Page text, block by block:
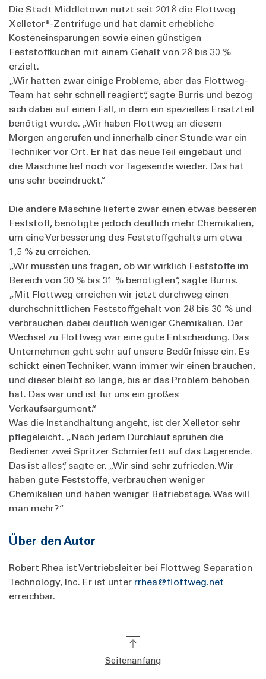
Die Stadt Middletown nutzt seit 2018 die Flottweg
Xelletor®-Zentrifuge und hat damit erhebliche
Kosteneinsparungen sowie einen günstigen
Feststoffkuchen mit einem Gehalt von 28 bis 30 %
erzielt.
„Wir hatten zwar einige Probleme, aber das Flottweg-
Team hat sehr schnell reagiert“, sagte Burris und bezog
sich dabei auf einen Fall, in dem ein spezielles Ersatzteil
benötigt wurde. „Wir haben Flottweg an diesem
Morgen angerufen und innerhalb einer Stunde war ein
Techniker vor Ort. Er hat das neue Teil eingebaut und
die Maschine lief noch vor Tagesende wieder. Das hat
uns sehr beeindruckt.“
Die andere Maschine lieferte zwar einen etwas besseren
Feststoff, benötigte jedoch deutlich mehr Chemikalien,
um eine Verbesserung des Feststoffgehalts um etwa
1,5 % zu erreichen.
„Wir mussten uns fragen, ob wir wirklich Feststoffe im
Bereich von 30 % bis 31 % benötigten“, sagte Burris.
„Mit Flottweg erreichen wir jetzt durchweg einen
durchschnittlichen Feststoffgehalt von 28 bis 30 % und
verbrauchen dabei deutlich weniger Chemikalien. Der
Wechsel zu Flottweg war eine gute Entscheidung. Das
Unternehmen geht sehr auf unsere Bedürfnisse ein. Es
schickt einen Techniker, wann immer wir einen brauchen,
und dieser bleibt so lange, bis er das Problem behoben
hat. Das war und ist für uns ein großes
Verkaufsargument.“
Was die Instandhaltung angeht, ist der Xelletor sehr
pflegeleicht. „Nach jedem Durchlauf sprühen die
Bediener zwei Spritzer Schmierfett auf das Lagerende.
Das ist alles“, sagte er. „Wir sind sehr zufrieden. Wir
haben gute Feststoffe, verbrauchen weniger
Chemikalien und haben weniger Betriebstage. Was will
man mehr?“
Über den Autor
Robert Rhea ist Vertriebsleiter bei Flottweg Separation
Technology, Inc. Er ist unter rrhea@flottweg.net
erreichbar.
Seitenanfang